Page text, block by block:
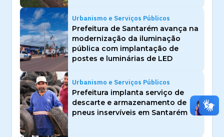
Urbanismo e Serviços Públicos
Prefeitura de Santarém avança na
modernização da iluminação
pública com implantação de
postes e luminárias de LED
Urbanismo e Serviços Públicos
Prefeitura implanta serviço de
descarte e armazenamento de
pneus inservíveis em Santarém